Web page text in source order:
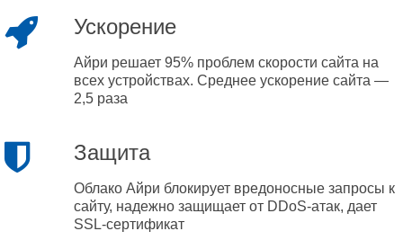
Ускорение
Айри решает 95% проблем скорости сайта на
всех устройствах. Среднее ускорение сайта —
2,5 раза
Защита
Облако Айри блокирует вредоносные запросы к
сайту, надежно защищает от DDoS-атак, дает
SSL-сертификат